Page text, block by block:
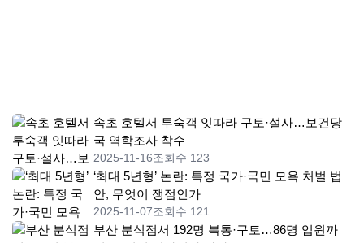
속초 호텔서 투숙객 잇따라 구토·설사…보건당
국 역학조사 착수
2025-11-16조회수 123
‘최대 5년형’ 논란: 특정 국가·국민 모욕 처벌 법
안, 무엇이 쟁점인가
2025-11-07조회수 121
부산 분식점서 192명 복통·구토…86명 입원까